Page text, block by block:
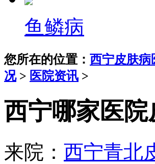
鱼鳞病
您所在的位置： 西宁皮肤病
况> 医院资讯 >
西宁哪家医
来院： 西宁青北